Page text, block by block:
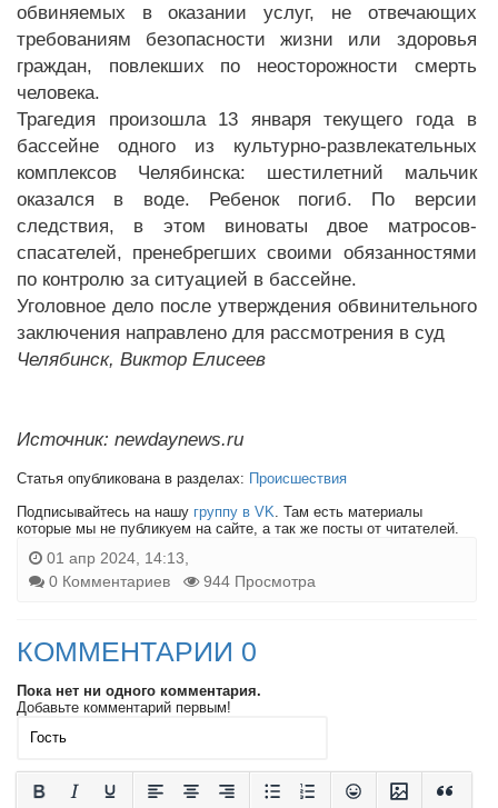
обвиняемых в оказании услуг, не отвечающих
требованиям безопасности жизни или здоровья
граждан, повлекших по неосторожности смерть
человека.
Трагедия произошла 13 января текущего года в
бассейне одного из культурно-развлекательных
комплексов Челябинска: шестилетний мальчик
оказался в воде. Ребенок погиб. По версии
следствия, в этом виноваты двое матросов-
спасателей, пренебрегших своими обязанностями
по контролю за ситуацией в бассейне.
Уголовное дело после утверждения обвинительного
заключения направлено для рассмотрения в суд
Челябинск, Виктор Елисеев
Источник: newdaynews.ru
Статья опубликована в разделах: Происшествия
Подписывайтесь на нашу группу в VK . Там есть материалы
которые мы не публикуем на сайте, а так же посты от читателей.
01 апр 2024, 14:13,
0 Комментариев
944 Просмотра
КОММЕНТАРИИ 0
Пока нет ни одного комментария.
Добавьте комментарий первым!